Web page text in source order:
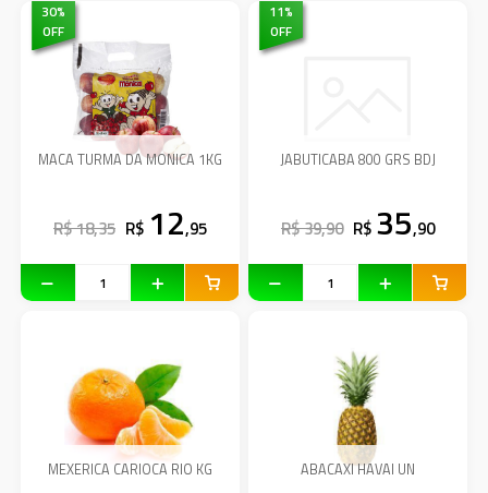
30%
OFF
MACA TURMA DA MONICA 1KG
R$ 18,35 R$ 12,95
11%
OFF
JABUTICABA 800 GRS BDJ
R$ 39,90 R$ 35,90
MEXERICA CARIOCA RIO KG ABACAXI HAVAI UN